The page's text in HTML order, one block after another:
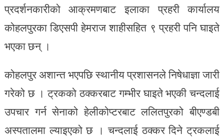
प्रदर्शनकारीको आक्रमणबाट इलाका प्रहरी कार्यालय
कोहलपुरका डिएसपी हेमराज शाहीसहित ९ प्रहरी पनि घाइते
भएका छन् ।
कोहलपुर अशान्त भएपछि स्थानीय प्रशासनले निषेधाज्ञा जारी
गरेको छ । ट्रकको ठक्करबाट गम्भीर घाइते भएकी चन्दलाई
उपचार गर्न सेनाको हेलीकोप्टरबाट ललितपुरको बीएण्डबी
अस्पतालमा ल्याइएको छ । चन्दलाई ठक्कर दिने ट्रकलाई